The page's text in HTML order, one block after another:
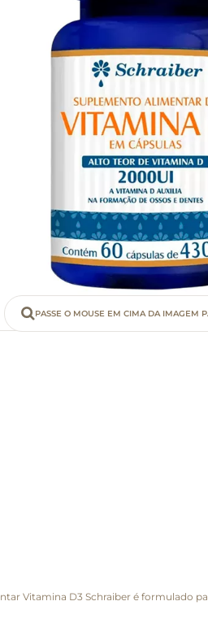
PASSE O MOUSE EM CIMA DA IMAGEM
Vitamina D3 Schraiber é formulado